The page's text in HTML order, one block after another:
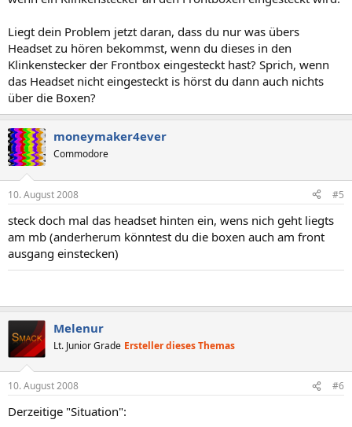
Liegt dein Problem jetzt daran, dass du nur was übers
Headset zu hören bekommst, wenn du dieses in den
Klinkenstecker der Frontbox eingesteckt hast? Sprich, wenn
das Headset nicht eingesteckt is hörst du dann auch nichts
über die Boxen?
moneymaker4ever
Commodore
10. August 2008 #5
steck doch mal das headset hinten ein, wens nich geht liegts
am mb (anderherum könntest du die boxen auch am front
ausgang einstecken)
Melenur
Lt. Junior Grade Ersteller dieses Themas
10. August 2008 #6
Derzeitige "Situation":